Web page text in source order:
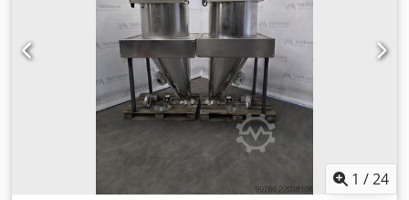
λειτουργίας για ανίχνευση βλαβών ● Πλαίσιο μηχανής: Η
πλήρης μονάδα (μύλος, κίνηση με κινητήρα, λάμες τάσης,
ιμάντας & προστατευτικό ιμάντα) εγκαθίσταται έτοιμη προς
χρήση σε σταθερό πλαίσιο μηχανής με ρυθμιζόμενα ποδαρικά
Κύρια μέρη της προτεινόμενης εγκατάστασης είναι: ●
Τροφοδοσία/Παράδοση προϊόντος από την προϋπάρχουσα
διαδικασία του πελάτη και μετάβαση σε κελιδοειδή βαλβίδα
(πιστοποιημένο σύστημα ATEX) ● Βιομηχανικός μύλος τύπου
REKORD 630-SSt με συγκολλητό περίβλημα και γυαλισμένες
επιφάνειες ● Διαχωριστής προϊόντος με βαλβίδα εξόδου
1 /24